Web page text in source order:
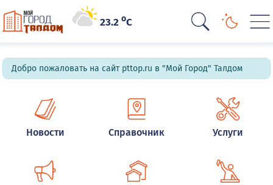
23.2oC
Добро пожаловать на сайт pttop.ru в "Мой Город" Талдом
Новости Справочник Услуги